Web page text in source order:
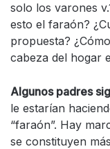
solo los varones
esto el faraón?
propuesta?
cabeza del hogar
Algunos padres
le estarían
“faraón”. Hay
se constituyen